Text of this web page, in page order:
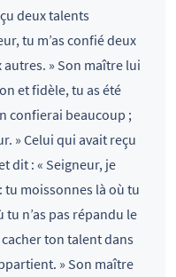
deux talents
tu m’as confié deux
autres. » Son maître lui
et fidèle, tu as été
confierai beaucoup ;
» Celui qui avait reçu
dit : « Seigneur, je
tu moissonnes là où tu
tu n’as pas répandu le
ton talent dans
» Son maître